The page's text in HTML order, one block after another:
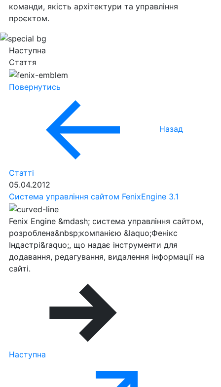
команди, якість архітектури та управління
проєктом.
Наступна
Стаття
Повернутись
Назад
Статті
05.04.2012
Система управління сайтом FenixEngine 3.1
Fenix Engine &mdash; система управління сайтом,
розроблена&nbsp;компанією &laquo;Фенікс
Індастрі&raquo;, що надає інструменти для
додавання, редагування, видалення інформації на
сайті.
Наступна